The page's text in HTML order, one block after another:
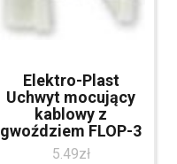
Elektro-Plast
Uchwyt mocujący
kablowy z
gwoździem FLOP-3
5.49zł